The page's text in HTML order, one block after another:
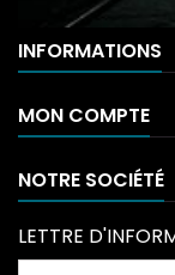
INFORMATIONS
MON COMPTE
NOTRE SOCIÉTÉ
LETTRE